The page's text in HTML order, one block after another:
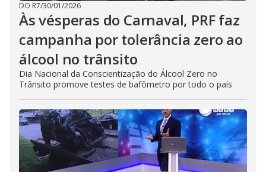
DO R7/30/01/2026
Às vésperas do Carnaval, PRF faz
campanha por tolerância zero ao
álcool no trânsito
Dia Nacional da Conscientização do Álcool Zero no
Trânsito promove testes de bafômetro por todo o país